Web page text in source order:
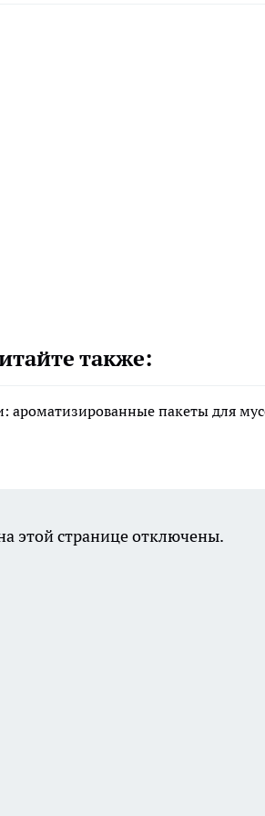
также:
ароматизированные пакеты для
этой странице отключены.